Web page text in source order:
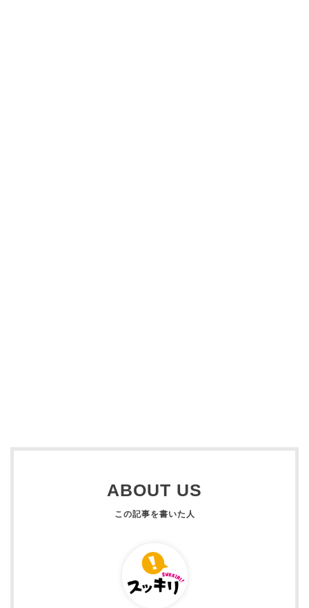
ABOUT US